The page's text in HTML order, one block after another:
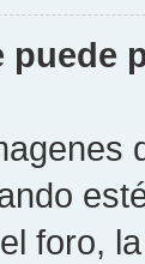
puede
foro,